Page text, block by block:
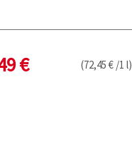
€ (72,45 € /1 l)